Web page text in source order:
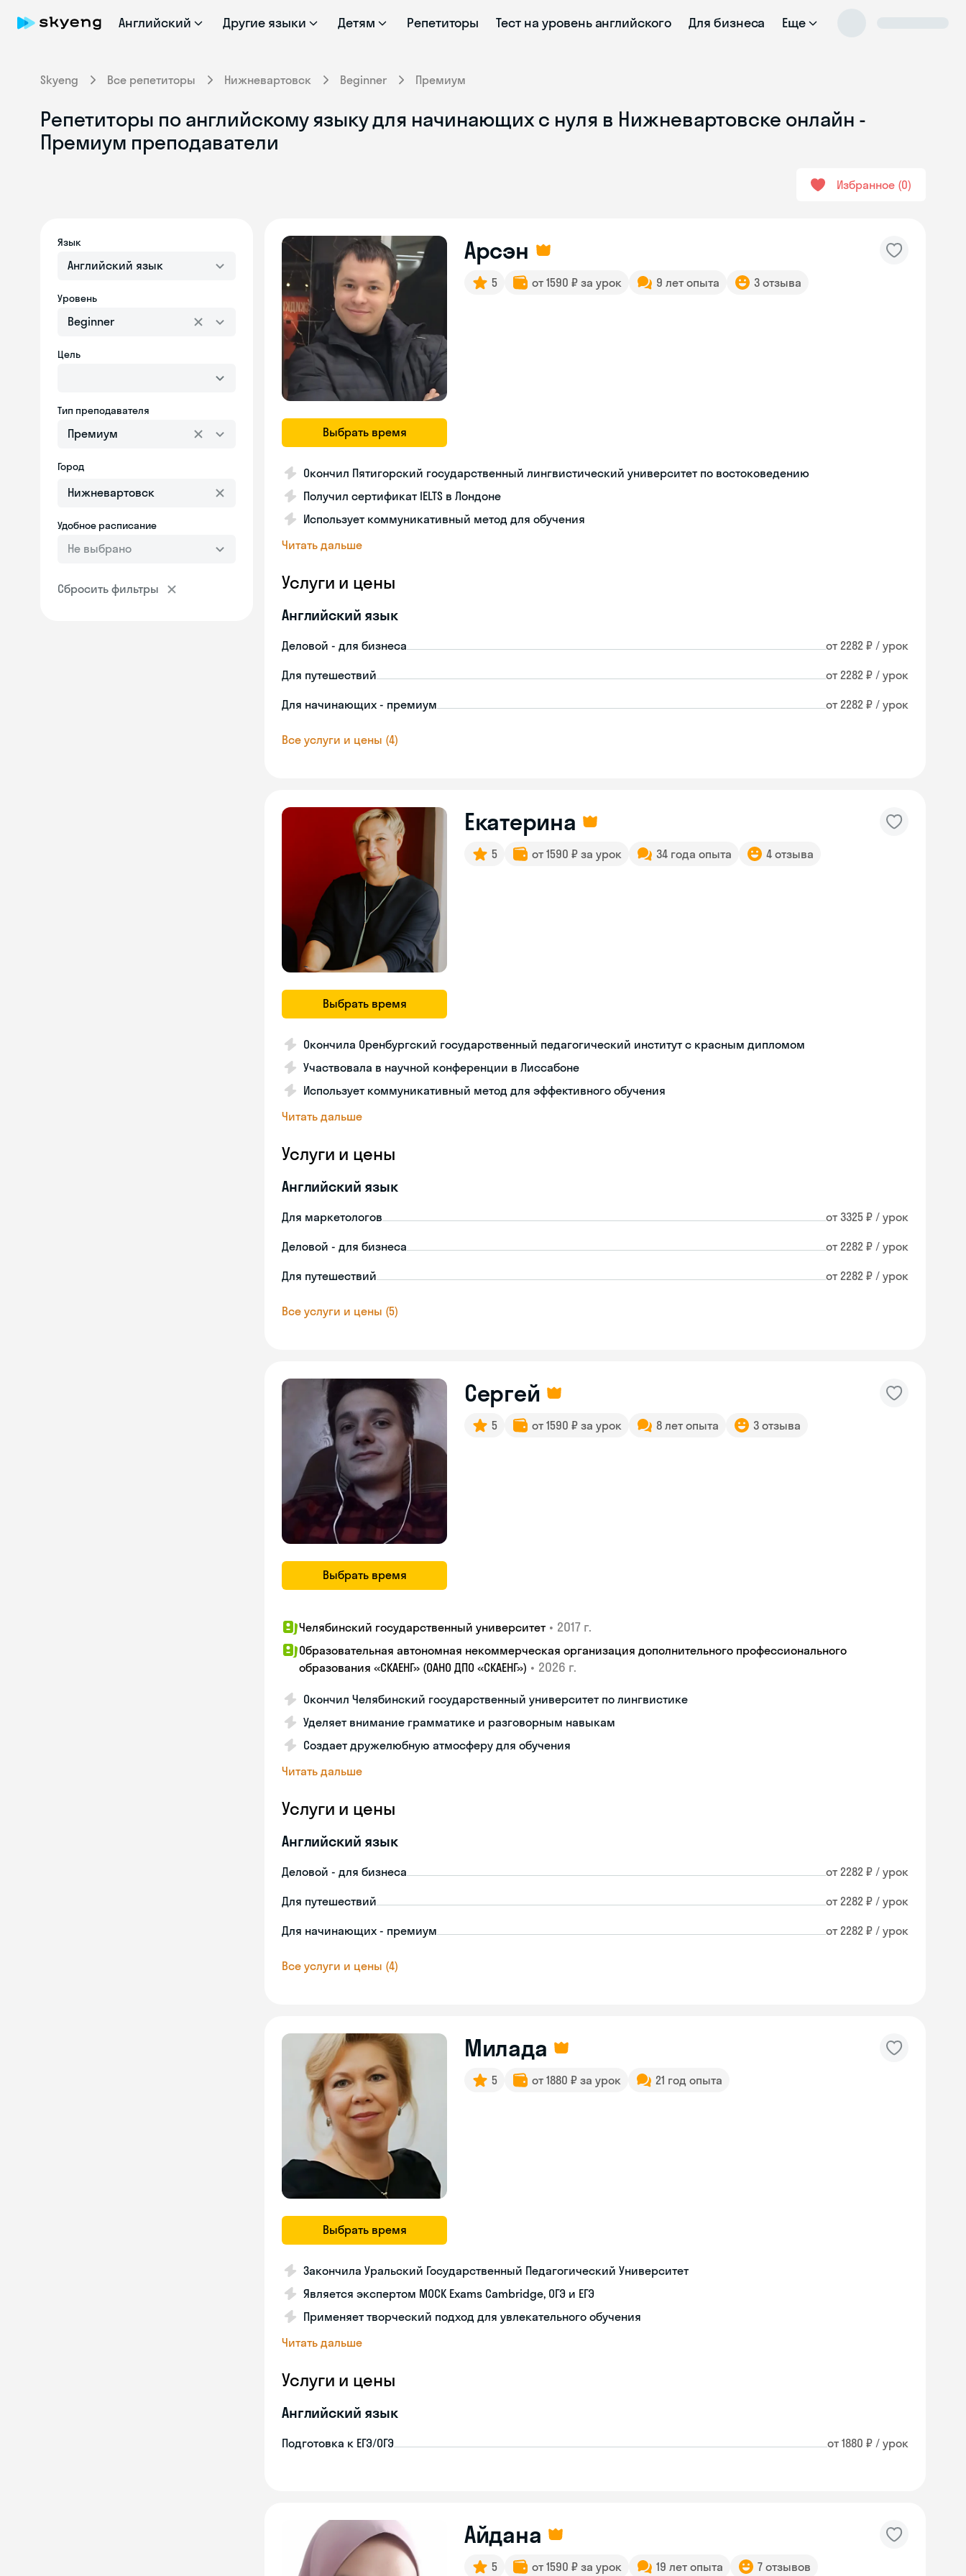
Английский Другие языки Детям Репетиторы Тест на уровень английского Для бизнеса Еще
Skyeng Все репетиторы Нижневартовск Beginner Премиум
Репетиторы по английскому языку для начинающих с нуля в Нижневартовске онлайн -
Премиум преподаватели
Избранное 0
Язык
Английский язык
Уровень
Beginner
Цель
Тип преподавателя
Премиум
Город
Удобное расписание
Не выбрано
Сбросить фильтры
Выбрать время
Арсэн
5 от 1590 ₽ за урок 9 лет опыта 3 отзыва
Окончил Пятигорский государственный лингвистический университет по востоковедению
Получил сертификат IELTS в Лондоне
Использует коммуникативный метод для обучения
Читать дальше
Услуги и цены
Английский язык
Деловой - для бизнеса от 2282 ₽ / урок
Для путешествий от 2282 ₽ / урок
Для начинающих - премиум от 2282 ₽ / урок
Все услуги и цены (4)
Выбрать время
Екатерина
5 от 1590 ₽ за урок 34 года опыта 4 отзыва
Окончила Оренбургский государственный педагогический институт с красным дипломом
Участвовала в научной конференции в Лиссабоне
Использует коммуникативный метод для эффективного обучения
Читать дальше
Услуги и цены
Английский язык
Для маркетологов от 3325 ₽ / урок
Деловой - для бизнеса от 2282 ₽ / урок
Для путешествий от 2282 ₽ / урок
Все услуги и цены (5)
Выбрать время
Сергей
5 от 1590 ₽ за урок 8 лет опыта 3 отзыва
Челябинский государственный университет • 2017 г.
Образовательная автономная некоммерческая организация дополнительного профессионального
образования «СКАЕНГ» (ОАНО ДПО «СКАЕНГ») • 2026 г.
Окончил Челябинский государственный университет по лингвистике
Уделяет внимание грамматике и разговорным навыкам
Создает дружелюбную атмосферу для обучения
Читать дальше
Услуги и цены
Английский язык
Деловой - для бизнеса от 2282 ₽ / урок
Для путешествий от 2282 ₽ / урок
Для начинающих - премиум от 2282 ₽ / урок
Все услуги и цены (4)
Выбрать время
Милада
5 от 1880 ₽ за урок 21 год опыта
Закончила Уральский Государственный Педагогический Университет
Является экспертом MOCK Exams Cambridge, ОГЭ и ЕГЭ
Применяет творческий подход для увлекательного обучения
Читать дальше
Услуги и цены
Английский язык
Подготовка к ЕГЭ/ОГЭ от 1880 ₽ / урок
Айдана
5 от 1590 ₽ за урок 19 лет опыта 7 отзывов
online